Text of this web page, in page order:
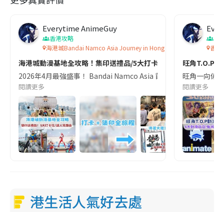
Everytime AnimeGuy
香港攻略
海港城Bandai Namco Asia Journey in Hong Kong
海港城動漫基地全攻略！集印送禮品/5大打卡位/超人見面會
2026年4月最強盛事！ Bandai Namco Asia 首次喺香港舉辦的大
閱讀更多
香港
旺角T.O.P 6
旺角一向係
閱讀更多
港生活人氣好去處